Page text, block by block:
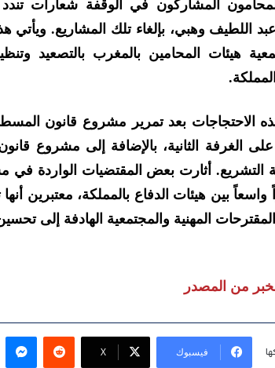
المشاركون في الوقفة شعارات تندد
عبد اللطيف وهبي، بإلغاء تلك المشاريع.
هيئات المحامين بالمغرب بالتصعيد
الاحتجاجات بعد تمرير مشروع قانون
على الغرفة الثانية، بالإضافة إلى مشروع
التشريع. أثارت بعض المقتضيات الواردة في
واسعاً بين هيئات الدفاع بالمملكة، معتبرين
المهنية والمجتمعية الهادفة إلى
من المصدر
فيسبوك ‫X